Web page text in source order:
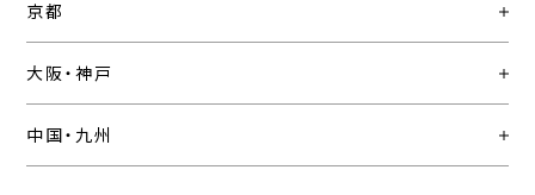
京都
大阪・神戸
中国・九州